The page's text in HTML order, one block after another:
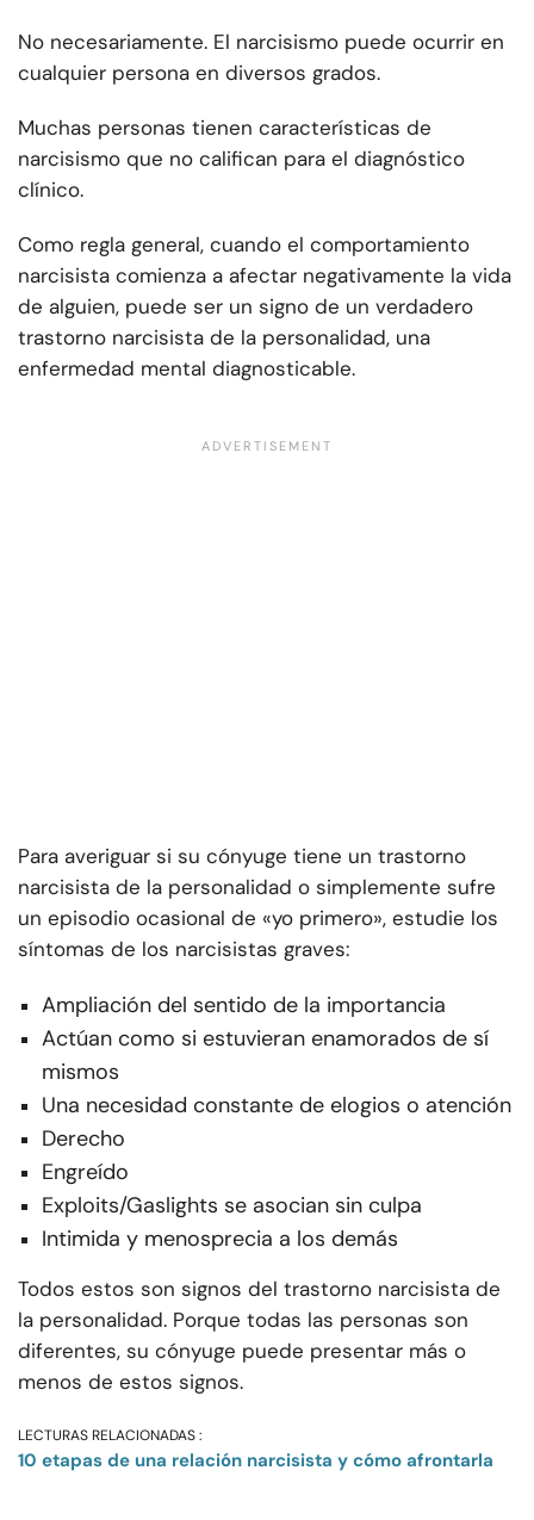
No necesariamente. El narcisismo puede ocurrir en
cualquier persona en diversos grados.
Muchas personas tienen características de
narcisismo que no califican para el diagnóstico
clínico.
Como regla general, cuando el comportamiento
narcisista comienza a afectar negativamente la vida
de alguien, puede ser un signo de un verdadero
trastorno narcisista de la personalidad, una
enfermedad mental diagnosticable.
Para averiguar si su cónyuge tiene un trastorno
narcisista de la personalidad o simplemente sufre
un episodio ocasional de «yo primero», estudie los
síntomas de los narcisistas graves:
Ampliación del sentido de la importancia
Actúan como si estuvieran enamorados de sí
mismos
Una necesidad constante de elogios o atención
Derecho
Engreído
Exploits/Gaslights se asocian sin culpa
Intimida y menosprecia a los demás
Todos estos son signos del trastorno narcisista de
la personalidad. Porque todas las personas son
diferentes, su cónyuge puede presentar más o
menos de estos signos.
LECTURAS RELACIONADAS :
10 etapas de una relación narcisista y cómo afrontarla